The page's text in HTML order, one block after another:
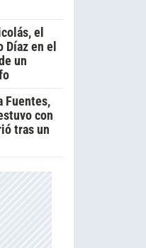
el
Díaz en el
un
Fuentes,
con
tras un